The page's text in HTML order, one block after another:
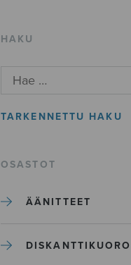
HAKU
TARKENNETTU HAKU
OSASTOT
ÄÄNITTEET
DISKANTTIKUORO